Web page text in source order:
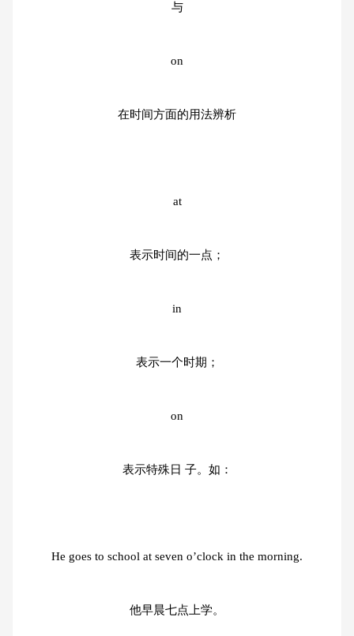
与
on
在时间方面的用法辨析
at
表示时间的一点；
in
表示一个时期；
on
表示特殊日 子。如：
He goes to school at seven o’clock in the morning.
他早晨七点上学。